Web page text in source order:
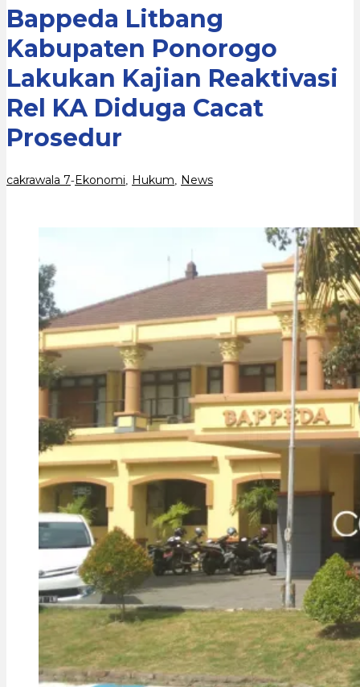
Prosedur
Bappeda Litbang
Kabupaten Ponorogo
Lakukan Kajian Reaktivasi
Rel KA Diduga Cacat
Prosedur
cakrawala 7-Ekonomi Hukum News